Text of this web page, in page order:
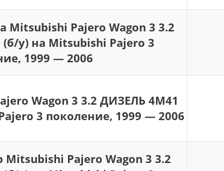
Mitsubishi Pajero Wagon 3 3.2
у) на Mitsubishi Pajero 3
1999 — 2006
Wagon 3 3.2 ДИЗЕЛЬ 4M41
3 поколение, 1999 — 2006
Pajero Wagon 3 3.2